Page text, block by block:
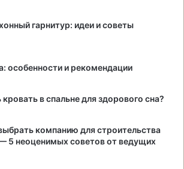
гарнитур: идеи и советы
особенности и рекомендации
в спальне для здорового сна?
компанию для строительства
5 неоценимых советов от ведущих